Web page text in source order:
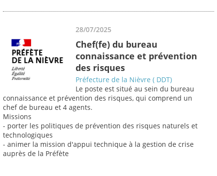
28/07/2025
Chef(fe) du bureau
connaissance et prévention
des risques
Préfecture de la Nièvre ( DDT)
Le poste est situé au sein du bureau
connaissance et prévention des risques, qui comprend un
chef de bureau et 4 agents.
Missions
- porter les politiques de prévention des risques naturels et
technologiques
- animer la mission d'appui technique à la gestion de crise
auprès de la Préfète